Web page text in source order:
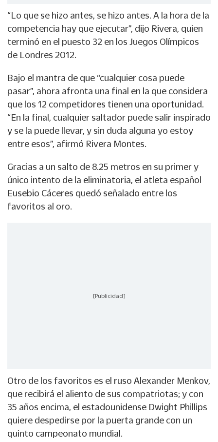
“Lo que se hizo antes, se hizo antes. A la hora de la
competencia hay que ejecutar”, dijo Rivera, quien
terminó en el puesto 32 en los Juegos Olímpicos
de Londres 2012.
Bajo el mantra de que “cualquier cosa puede
pasar”, ahora afronta una final en la que considera
que los 12 competidores tienen una oportunidad.
“En la final, cualquier saltador puede salir inspirado
y se la puede llevar, y sin duda alguna yo estoy
entre esos”, afirmó Rivera Montes.
Gracias a un salto de 8.25 metros en su primer y
único intento de la eliminatoria, el atleta español
Eusebio Cáceres quedó señalado entre los
favoritos al oro.
[Publicidad]
Otro de los favoritos es el ruso Alexander Menkov,
que recibirá el aliento de sus compatriotas; y con
35 años encima, el estadounidense Dwight Phillips
quiere despedirse por la puerta grande con un
quinto campeonato mundial.